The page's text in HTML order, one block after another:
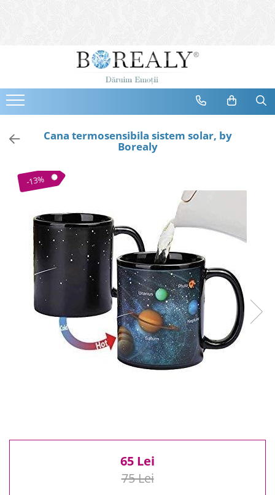
Bijuterii
Cercei
Bratari
Coliere
Tiare
Bijuterii Femei
Bijuterii Copii
Bijuterii Mirese
Selectii
Reduceri
Cele mai noi
Cele mai vandute
Cele mai votate
Cana termosensibila sistem solar, by
Borealy
-13%
65 Lei
75 Lei